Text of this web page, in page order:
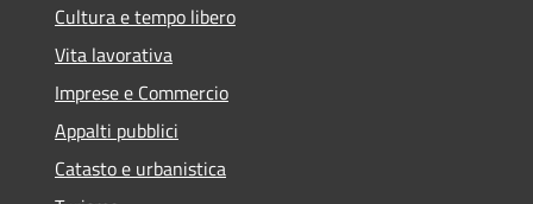
Cultura e tempo libero
Vita lavorativa
Imprese e Commercio
Appalti pubblici
Catasto e urbanistica